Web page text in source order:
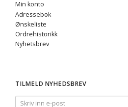
Min konto
Adressebok
Ønskeliste
Ordrehistorikk
Nyhetsbrev
TILMELD NYHEDSBREV
Skriv